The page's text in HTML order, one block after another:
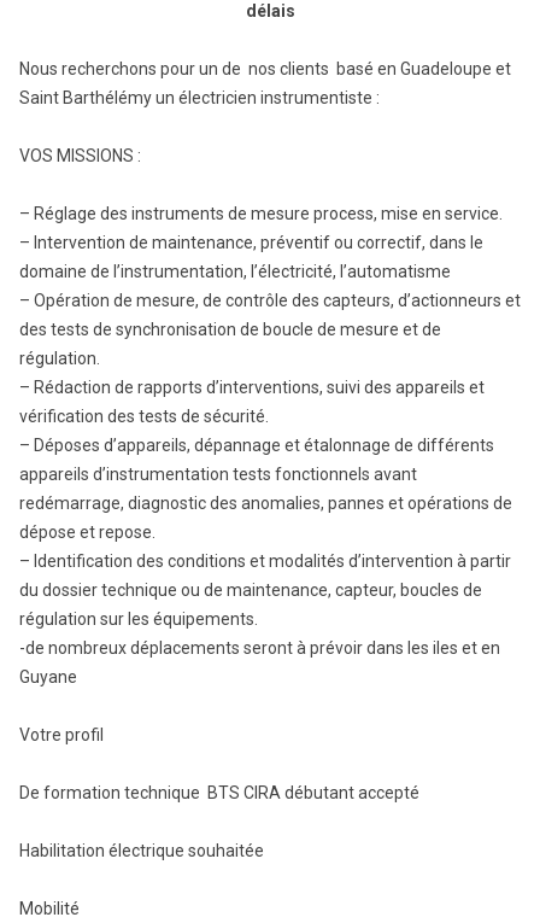
délais
Nous recherchons pour un de nos clients basé en Guadeloupe et
Saint Barthélémy un électricien instrumentiste :
VOS MISSIONS :
– Réglage des instruments de mesure process, mise en service.
– Intervention de maintenance, préventif ou correctif, dans le
domaine de l’instrumentation, l’électricité, l’automatisme
– Opération de mesure, de contrôle des capteurs, d’actionneurs et
des tests de synchronisation de boucle de mesure et de
régulation.
– Rédaction de rapports d’interventions, suivi des appareils et
vérification des tests de sécurité.
– Déposes d’appareils, dépannage et étalonnage de différents
appareils d’instrumentation tests fonctionnels avant
redémarrage, diagnostic des anomalies, pannes et opérations de
dépose et repose.
– Identification des conditions et modalités d’intervention à partir
du dossier technique ou de maintenance, capteur, boucles de
régulation sur les équipements.
-de nombreux déplacements seront à prévoir dans les iles et en
Guyane
Votre profil
De formation technique BTS CIRA débutant accepté
Habilitation électrique souhaitée
Mobilité